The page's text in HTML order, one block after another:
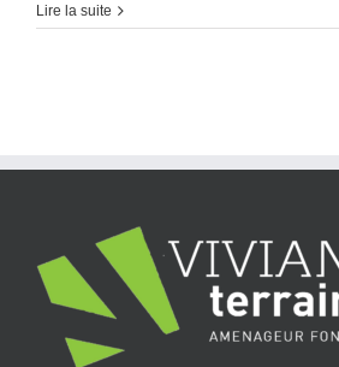
Lire la suite